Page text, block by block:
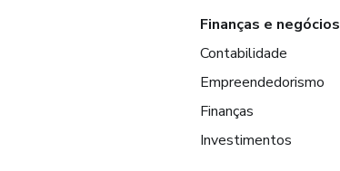
Finanças e negócios
Contabilidade
Empreendedorismo
Finanças
Investimentos